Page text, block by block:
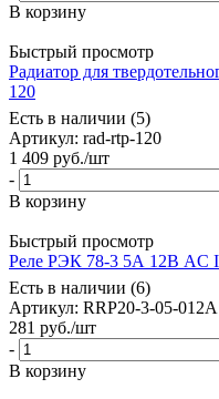
В корзину
Быстрый просмотр
Радиатор для
120
Есть в наличии (5)
Артикул: rad-rtp-120
1 409 руб./шт
-
В корзину
Быстрый просмотр
Реле РЭК 78-3 5А 12В AC
Есть в наличии (6)
Артикул: RRP20-3-05-012A
281 руб./шт
-
В корзину